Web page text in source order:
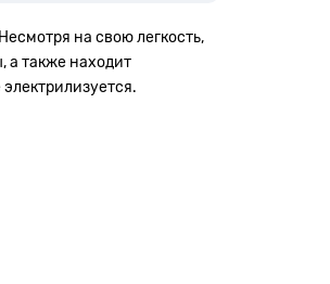
на свою легкость,
а также находит